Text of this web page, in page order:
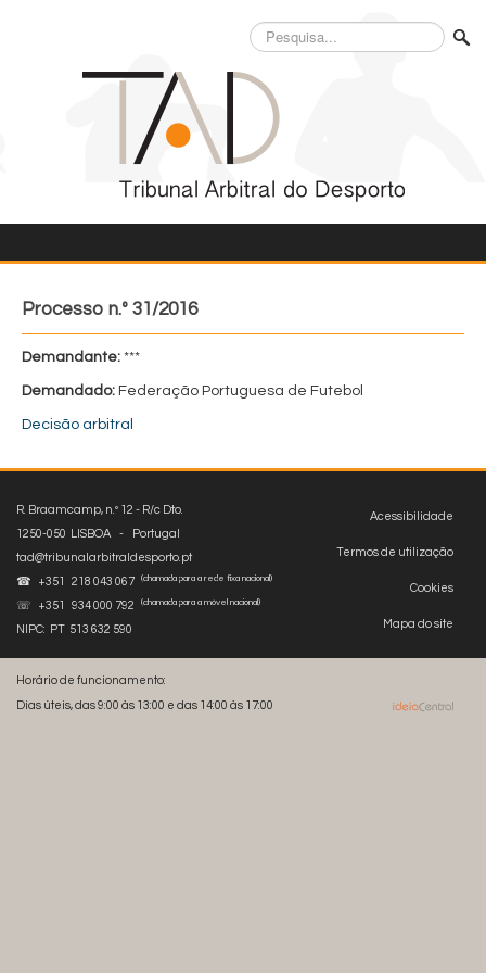
Pesquisa...
Processo n.º 31/2016
Demandante: ***
Demandado: Federação Portuguesa de Futebol
Decisão arbitral
Acessibilidade
Termos de utilização
Cookies
Mapa do site
R. Braamcamp, n.º 12 - R/c Dto.
1250-050 LISBOA - Portugal
tad@tribunalarbitraldesporto.pt
☎ +351 218 043 067
(chamada para a rede fixa nacional)
☏ +351 934 000 792 (chamada para a móvel nacional)
NIPC: PT 513 632 590
Horário de funcionamento:
Dias úteis, das 9:00 às 13:00 e das 14:00 às 17:00